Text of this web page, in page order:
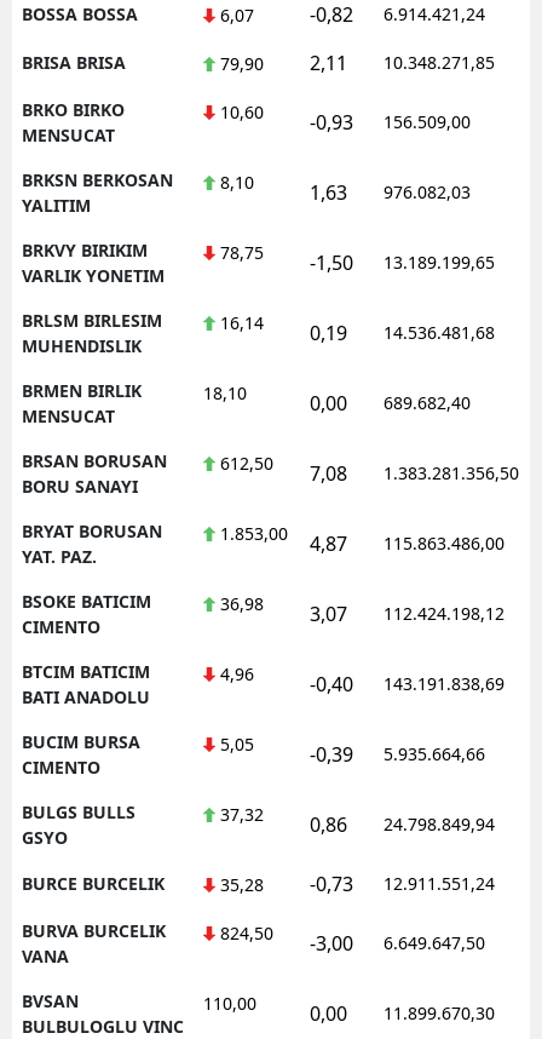
BOSSA BOSSA 6,07 -0,82 6.914.421,24
BRISA BRISA 79,90 2,11 10.348.271,85
BRKO BIRKO
MENSUCAT
10,60 -0,93 156.509,00
BRKSN BERKOSAN
YALITIM
8,10 1,63 976.082,03
BRKVY BIRIKIM
VARLIK YONETIM
78,75 -1,50 13.189.199,65
BRLSM BIRLESIM
MUHENDISLIK
16,14 0,19 14.536.481,68
BRMEN BIRLIK
MENSUCAT
18,10 0,00 689.682,40
BRSAN BORUSAN
BORU SANAYI
612,50 7,08 1.383.281.356,50
BRYAT BORUSAN
YAT. PAZ.
1.853,00 4,87 115.863.486,00
BSOKE BATICIM
CIMENTO
36,98 3,07 112.424.198,12
BTCIM BATICIM
BATI ANADOLU
4,96 -0,40 143.191.838,69
BUCIM BURSA
CIMENTO
5,05 -0,39 5.935.664,66
BULGS BULLS
GSYO
37,32 0,86 24.798.849,94
BURCE BURCELIK 35,28 -0,73 12.911.551,24
BURVA BURCELIK
VANA
824,50 -3,00 6.649.647,50
BVSAN
BULBULOGLU VINC
110,00 0,00 11.899.670,30